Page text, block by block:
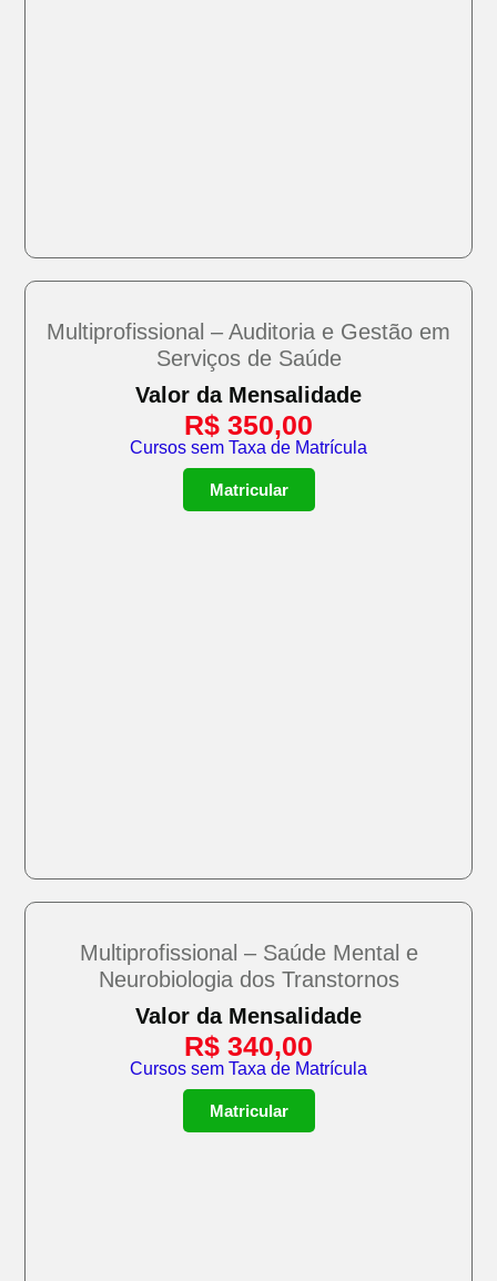
Multiprofissional – Auditoria e Gestão em
Serviços de Saúde
Valor da Mensalidade
R$ 350,00
Cursos sem Taxa de Matrícula
Matricular
Multiprofissional – Saúde Mental e
Neurobiologia dos Transtornos
Valor da Mensalidade
R$ 340,00
Cursos sem Taxa de Matrícula
Matricular